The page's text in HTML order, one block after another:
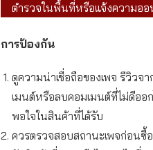
ตำรวจในพื้นที่หรือแจ้งความออ
การป้องกัน
ดูความน่าเชื่อถือของเพจ รีวิวจ
เมนต์หรือลบคอมเมนต์ที่ไม่ดีออ
พอใจในสินค้าที่ได้รับ
ควรตรวจสอบสถานะเพจก่อนซื้